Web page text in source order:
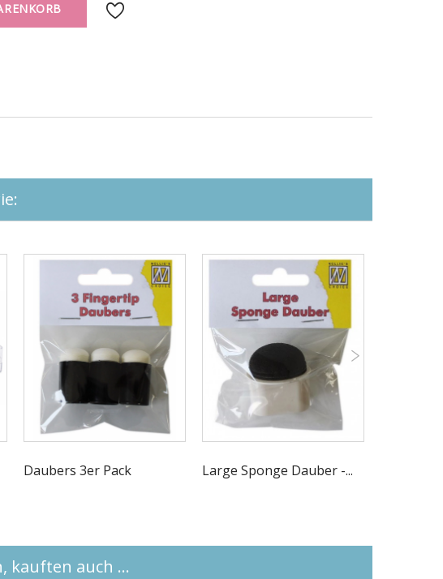

Daubers 3er Pack Large Sponge Dauber -...
kauften auch ...